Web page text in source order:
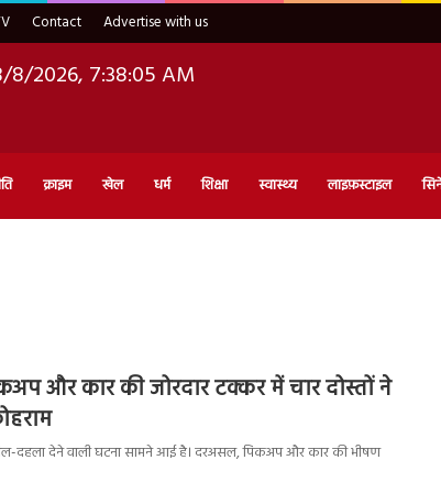
Contact Advertise with us
8/2026, 7:38:06 AM
क्राइम खेल धर्म शिक्षा स्वास्थ्य लाइफ़स्टाइल
और कार की जोरदार टक्कर में चार दोस्तों ने
दहला देने वाली घटना सामने आई है। दरअसल, पिकअप और कार की भीषण